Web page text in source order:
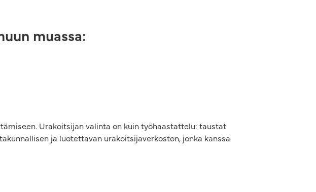
muassa:
Urakoitsijan valinta on kuin työhaastattelu: taustat
ja luotettavan urakoitsijaverkoston, jonka kanssa